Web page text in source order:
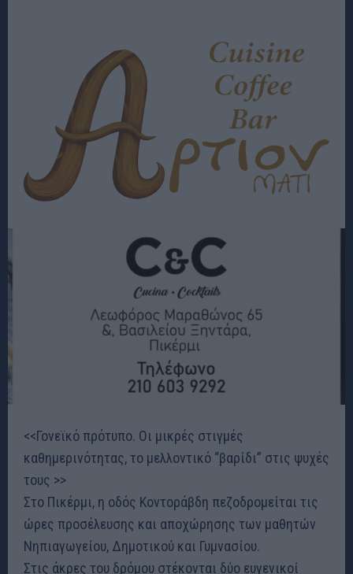
<<Γονεϊκό πρότυπο. Οι μικρές στιγμές
καθημερινότητας, το μελλοντικό “βαρίδι” στις ψυχές
τους >>
Στο Πικέρμι, η οδός Κοντοράβδη πεζοδρομείται τις
ώρες προσέλευσης και αποχώρησης των μαθητών
Νηπιαγωγείου, Δημοτικού και Γυμνασίου.
Στις άκρες του δρόμου στέκονται δύο ευγενικοί